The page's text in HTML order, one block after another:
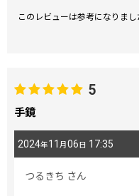
本人も喜んでいたので、
このレビューは参考になりまし
5
手鏡
2024年11 月 06 日 17:35
つるきち さん